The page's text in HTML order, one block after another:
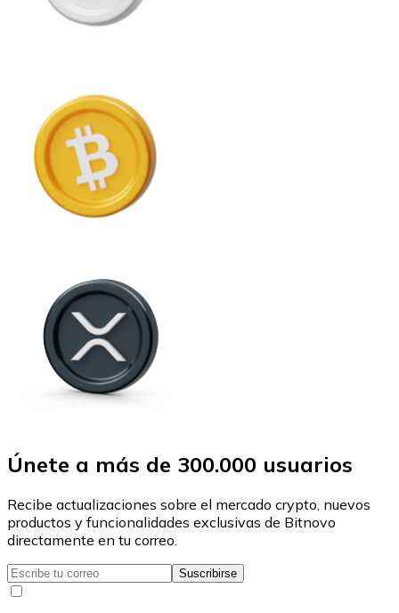
Únete a más de 300.000 usuarios
Recibe actualizaciones sobre el mercado crypto, nuevos
productos y funcionalidades exclusivas de Bitnovo
directamente en tu correo.
Suscribirse